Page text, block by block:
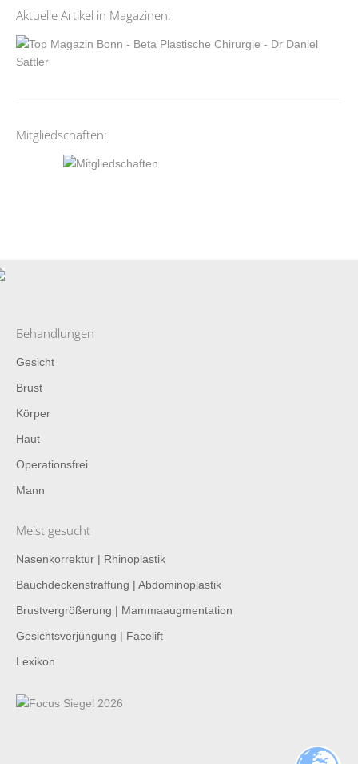
Aktuelle Artikel in Magazinen:
Mitgliedschaften:
Behandlungen
Gesicht
Brust
Körper
Haut
Operationsfrei
Mann
Meist gesucht
Nasenkorrektur | Rhinoplastik
Bauchdeckenstraffung | Abdominoplastik
Brustvergrößerung | Mammaaugmentation
Gesichtsverjüngung | Facelift
Lexikon